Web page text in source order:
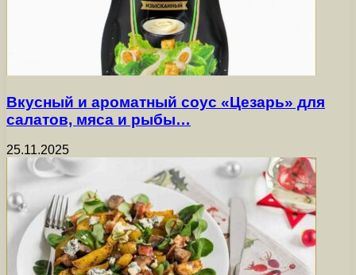
Вкусный и ароматный соус «Цезарь» для
салатов, мяса и рыбы…
25.11.2025